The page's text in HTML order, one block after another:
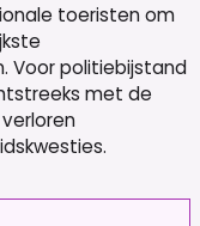
toeristen om
Voor politiebijstand
met de